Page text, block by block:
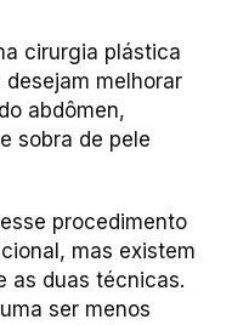
cirurgia plástica
melhorar
abdômen,
sobra de pele
procedimento
mas existem
as duas técnicas.
ser menos